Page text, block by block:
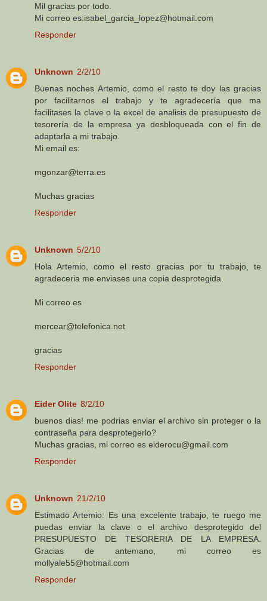
Mil gracias por todo.
Mi correo es:isabel_garcia_lopez@hotmail.com
Responder
Unknown 2/2/10
Buenas noches Artemio, como el resto te doy las gracias
por facilitarnos el trabajo y te agradecería que ma
facilitases la clave o la excel de analisis de presupuesto de
tesorería de la empresa ya desbloqueada con el fin de
adaptarla a mi trabajo.
Mi email es:
mgonzar@terra.es
Muchas gracias
Responder
Unknown 5/2/10
Hola Artemio, como el resto gracias por tu trabajo, te
agradeceria me enviases una copia desprotegida.
Mi correo es
mercear@telefonica.net
gracias
Responder
Eider Olite 8/2/10
buenos dias! me podrias enviar el archivo sin proteger o la
contraseña para desprotegerlo?
Muchas gracias, mi correo es eiderocu@gmail.com
Responder
Unknown 21/2/10
Estimado Artemio: Es una excelente trabajo, te ruego me
puedas enviar la clave o el archivo desprotegido del
PRESUPUESTO DE TESORERIA DE LA EMPRESA.
Gracias de antemano, mi correo es
mollyale55@hotmail.com
Responder